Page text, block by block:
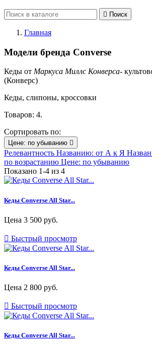
 Поиск
Главная
Модели бренда Converse
Кеды от Маркуса Миллс Конверса-
(Конверс)
Кеды, слипоны, кроссовки
Товаров: 4.
Сортировать по:
Цене: по убыванию 
Релевантность Названию: от А к Я
по возрастанию Цене: по убыванию
Показано 1-4 из 4
Кеды Converse All Star...
Цена 3 500 руб.
 Быстрый просмотр
Кеды Converse All Star...
Цена 2 800 руб.
 Быстрый просмотр
Кеды Converse All Star...